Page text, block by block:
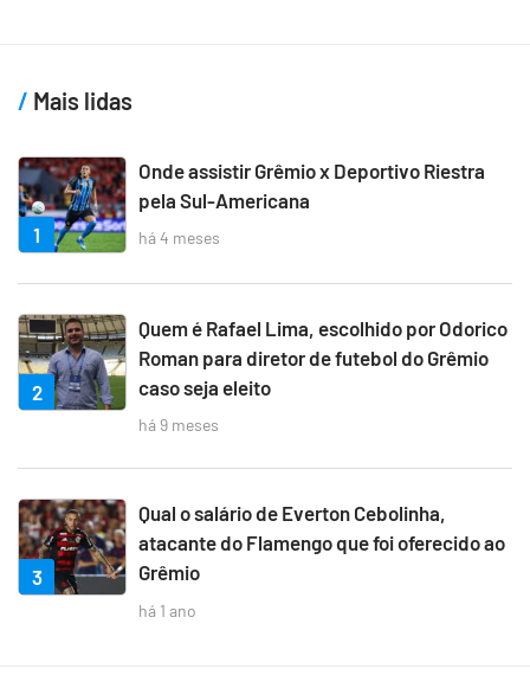
Mais lidas
1
Onde assistir Grêmio x Deportivo Riestra
pela Sul-Americana
há 4 meses
2
Quem é Rafael Lima, escolhido por Odorico
Roman para diretor de futebol do Grêmio
caso seja eleito
há 9 meses
3
Qual o salário de Everton Cebolinha,
atacante do Flamengo que foi oferecido ao
Grêmio
há 1 ano